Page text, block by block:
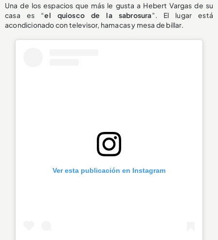
Una de los espacios que más le gusta a Hebert Vargas de su
casa es “el quiosco de la sabrosura”. El lugar está
acondicionado con televisor, hamacas y mesa de billar.
Ver esta publicación en Instagram